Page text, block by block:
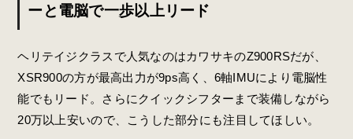
ーと電脳で一歩以上リード
ヘリテイジクラスで人気なのはカワサキのZ900RSだが、
XSR900の方が最高出力が9ps高く、6軸IMUにより電脳性
能でもリード。さらにクイックシフターまで装備しながら
20万以上安いので、こうした部分にも注目してほしい。